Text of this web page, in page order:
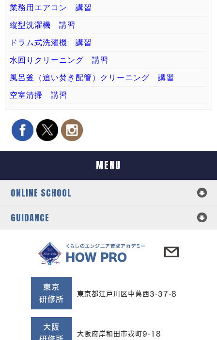
業務用エアコン 講習
縦型洗濯機 講習
ドラム式洗濯機 講習
水回りクリーニング 講習
風呂釜（追い焚き配管）クリーニング 講習
空室清掃 講習
MENU
ONLINE SCHOOL
GUIDANCE
東京
研修所
東京都江戸川区中葛西3-37-8
大阪
大阪府岸和田市戎町9-18